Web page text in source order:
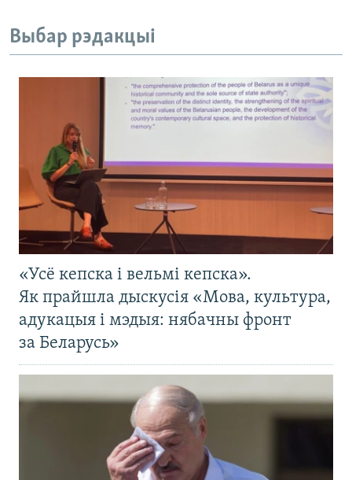
Выбар рэдакцыі
«Усё кепска і вельмі кепска».
Як прайшла дыскусія «Мова, культура,
адукацыя і мэдыя: нябачны фронт
за Беларусь»